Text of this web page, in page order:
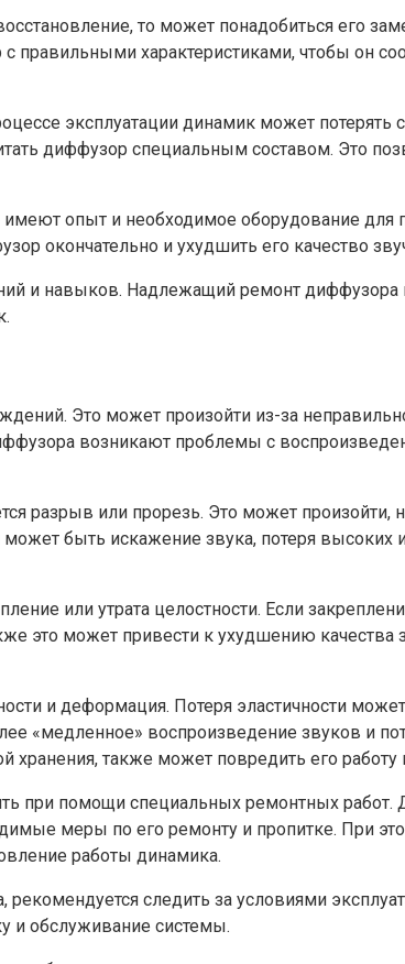
то может понадобиться его
характеристиками, чтобы он
эксплуатации динамик может потерять
диффузор специальным составом. Это
опыт и необходимое оборудование для
окончательно и ухудшить его качество
и навыков. Надлежащий ремонт
Это может произойти из-за
возникают проблемы с
разрыв или прорезь. Это может произойти,
быть искажение звука, потеря высоких
или утрата целостности. Если
это может привести к ухудшению
и деформация. Потеря эластичности
«медленное» воспроизведение звуков и
также может повредить его работу
помощи специальных ремонтных работ.
меры по его ремонту и пропитке. При
работы динамика.
следить за условиями
и обслуживание системы.